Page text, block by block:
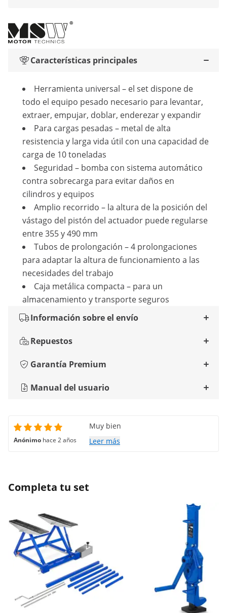
Características principales
Herramienta universal – el set dispone de
todo el equipo pesado necesario para levantar,
extraer, empujar, doblar, enderezar y expandir
Para cargas pesadas – metal de alta
resistencia y larga vida útil con una capacidad de
carga de 10 toneladas
Seguridad – bomba con sistema automático
contra sobrecarga para evitar daños en
cilindros y equipos
Amplio recorrido – la altura de la posición del
vástago del pistón del actuador puede regularse
entre 355 y 490 mm
Tubos de prolongación – 4 prolongaciones
para adaptar la altura de funcionamiento a las
necesidades del trabajo
Caja metálica compacta – para un
almacenamiento y transporte seguros
Información sobre el envío
Repuestos
Garantía Premium
Manual del usuario
Anónimo hace 2 años
Muy bien
Leer más
Completa tu set